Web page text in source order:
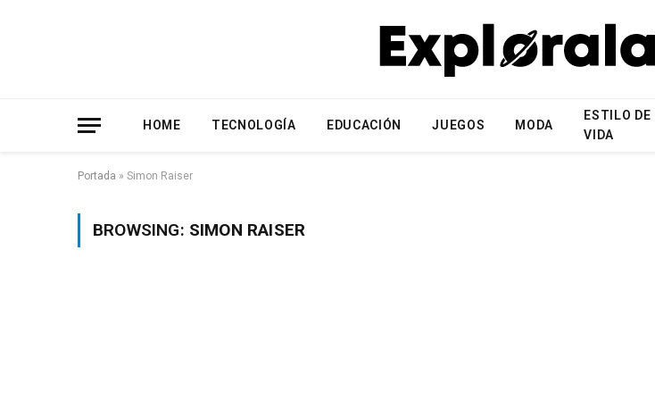
HOME TECNOLOGÍA EDUCACIÓN JUEGOS MODA
ESTILO DE
VIDA
Portada » Simon Raiser
BROWSING: SIMON RAISER